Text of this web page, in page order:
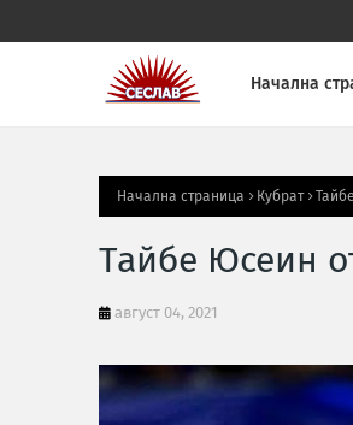
Начална
Начална страница Кубрат
Тайбе Юсеин
август 04, 2021